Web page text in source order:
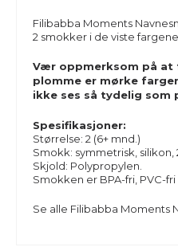
Filibabba Moments
2 smokker i de viste fargene.
Vær oppmerksom på at
plomme er mørke
ikke ses så tydelig som
Spesifikasjoner:
Størrelse: 2 (6+ mnd.)
Smokk: symmetrisk, silikon,
Skjold: Polypropylen.
Smokken er BPA-fri, PVC-
Se alle Filibabba Moments